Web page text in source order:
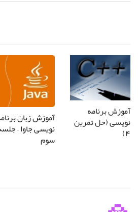
آموزش برنامه
نویسی (حل تمرین
۴)
آموزش زبان
نویسی جاوا –
سوم